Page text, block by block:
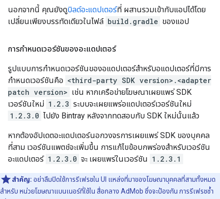
นอกจากนี้ คุณยังดูบิลด์อะแดปเตอร์ที่ ผสานรวมเข้ากับแอปได้โดย
เปลี่ยนเพียงบรรทัดเดียวในไฟล์ build.gradle ของแอป
การกำหนดเวอร์ชันของอะแดปเตอร์
รูปแบบการกำหนดเวอร์ชันของอแดปเตอร์สำหรับอแดปเตอร์ที่มีการ
กำหนดเวอร์ชันคือ <third-party SDK version>.<adapter
patch version> เช่น หากเครือข่ายโฆษณาเผยแพร่ SDK
เวอร์ชันใหม่ 1.2.3 ระบบจะเผยแพร่อแดปเตอร์เวอร์ชันใหม่
1.2.3.0 ไปยัง Bintray หลังจากทดสอบกับ SDK ใหม่นั้นแล้ว
หากต้องอัปเดตอะแดปเตอร์นอกวงจรการเผยแพร่ SDK ของบุคคล
ที่สาม เวอร์ชันแพตช์จะเพิ่มขึ้น การแก้ไขข้อบกพร่องสำหรับเวอร์ชัน
อะแดปเตอร์ 1.2.3.0 จะ เผยแพร่ในเวอร์ชัน 1.2.3.1
สำคัญ: อย่าลืมปิดใช้การรีเฟรชใน UI แหล่งที่มาของโฆษณาบุคคลที่สามทั้งหมด
สำหรับ หน่วยโฆษณาแบนเนอร์ที่ใช้ใน สื่อกลาง AdMob ซึ่งจะป้องกัน การรีเฟรชซ้ำ